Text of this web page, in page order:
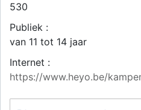
530
Publiek :
van 11 tot 14 jaar
Internet :
https://www.heyo.be/